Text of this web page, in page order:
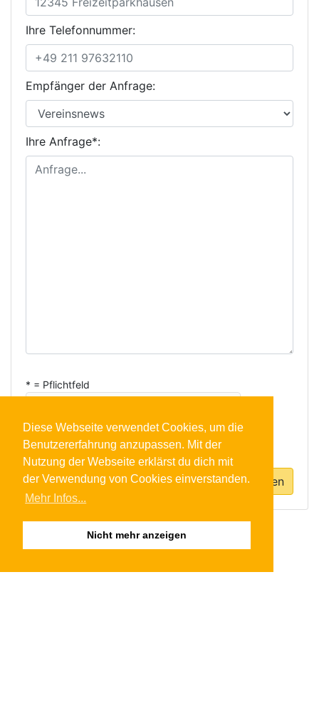
Diese Webseite verwendet Cookies, um die
Benutzererfahrung anzupassen. Mit der
Nutzung der Webseite erklärst du dich mit
der Verwendung von Cookies einverstanden.
Mehr Infos...
Nicht mehr anzeigen
Ihre Telefonnummer:
Empfänger der Anfrage:
Ihre Anfrage*:
* = Pflichtfeld
Anfrage absenden